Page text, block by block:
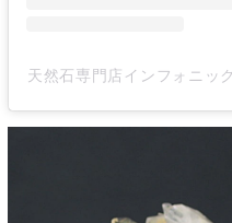
天然石専門店インフォニッ